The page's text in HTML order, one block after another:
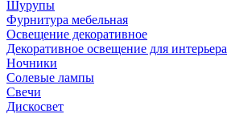
Шурупы
Фурнитура мебельная
Освещение декоративное
Декоративное освещение для интерьера
Ночники
Солевые лампы
Свечи
Дискосвет